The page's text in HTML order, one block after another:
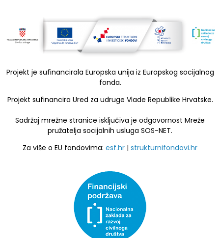
Projekt je sufinancirala Europska unija iz Europskog socijalnog
fonda.
Projekt sufinancira Ured za udruge Vlade Republike Hrvatske.
Sadržaj mrežne stranice isključiva je odgovornost Mreže
pružatelja socijalnih usluga SOS-NET.
Za više o EU fondovima: esf.hr | strukturnifondovi.hr